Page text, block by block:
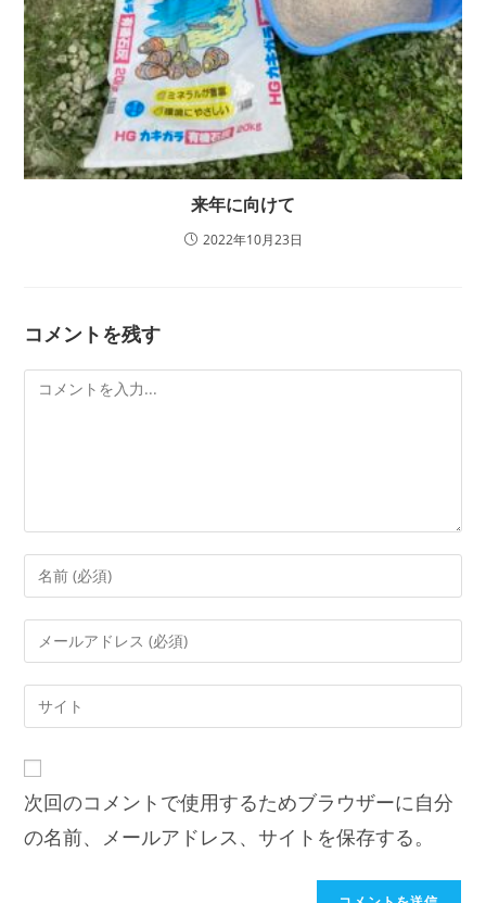
来年に向けて
2022年10月23日
コメントを残す
次回のコメントで使用するためブラウザーに自分
の名前、メールアドレス、サイトを保存する。